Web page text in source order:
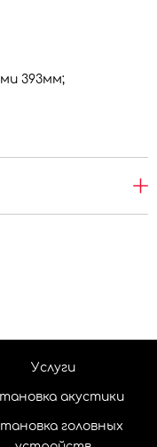
393мм;
Услуги
акустики
головных